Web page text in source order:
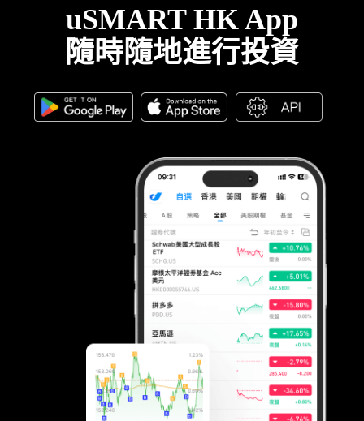
uSMART HK App
隨時隨地進行投資